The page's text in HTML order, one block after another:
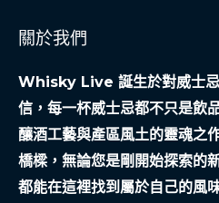
關於我們
Whisky Live 誕生於對威士忌
信，每一杯威士忌都不只是飲
釀酒工藝與產區風土的靈魂之
橋樑，無論您是剛開始探索的
都能在這裡找到屬於自己的風